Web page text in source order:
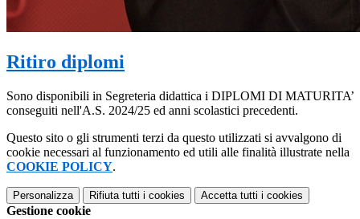
Ritiro diplomi
Sono disponibili in Segreteria didattica i DIPLOMI DI MATURITA’
conseguiti nell'A.S. 2024/25 ed anni scolastici precedenti.
Questo sito o gli strumenti terzi da questo utilizzati si avvalgono di
cookie necessari al funzionamento ed utili alle finalità illustrate nella
COOKIE POLICY.
Personalizza Rifiuta tutti i cookies Accetta tutti i cookies
Gestione cookie